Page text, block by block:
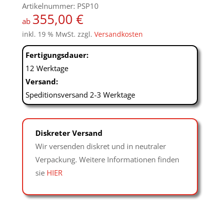
Artikelnummer: PSP10
ab 355,00 €
inkl. 19 % MwSt. zzgl. Versandkosten
Fertigungsdauer:
12 Werktage
Versand:
Speditionsversand 2-3 Werktage
Diskreter Versand
Wir versenden diskret und in neutraler
Verpackung. Weitere Informationen finden
sie HIER